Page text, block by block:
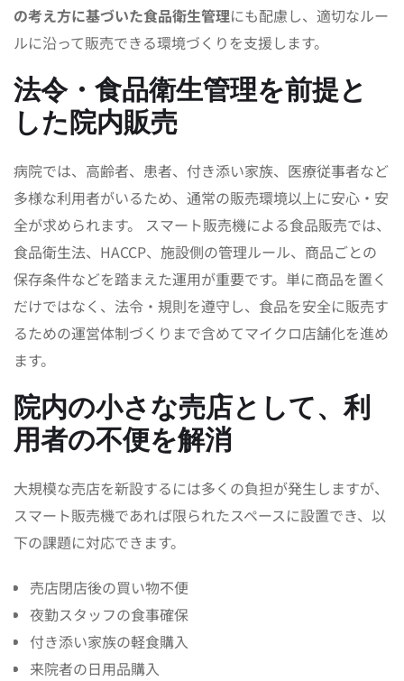
の考え方に基づいた食品衛生管理にも配慮し、適切なルー
ルに沿って販売できる環境づくりを支援します。
法令・食品衛生管理を前提と
した院内販売
病院では、高齢者、患者、付き添い家族、医療従事者など
多様な利用者がいるため、通常の販売環境以上に安心・安
全が求められます。 スマート販売機による食品販売では、
食品衛生法、HACCP、施設側の管理ルール、商品ごとの
保存条件などを踏まえた運用が重要です。単に商品を置く
だけではなく、法令・規則を遵守し、食品を安全に販売す
るための運営体制づくりまで含めてマイクロ店舗化を進め
ます。
院内の小さな売店として、利
用者の不便を解消
大規模な売店を新設するには多くの負担が発生しますが、
スマート販売機であれば限られたスペースに設置でき、以
下の課題に対応できます。
売店閉店後の買い物不便
夜勤スタッフの食事確保
付き添い家族の軽食購入
来院者の日用品購入